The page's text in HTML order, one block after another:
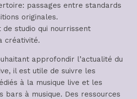
passages entre standards
originales.
studio qui nourrissent
créativité.
approfondir l’actualité du
il est utile de suivre les
à la musique live et les
bars à musique. Des ressources